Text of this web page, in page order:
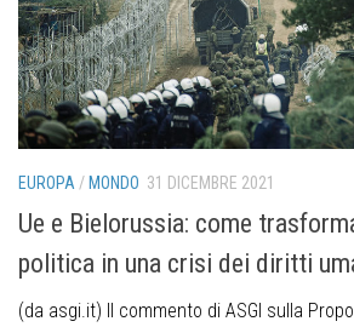
EUROPA/ MONDO 31 DICEMBRE 2021
Ue e Bielorussia: come
politica in una crisi dei diritti
(da asgi.it) Il commento di ASGI sulla